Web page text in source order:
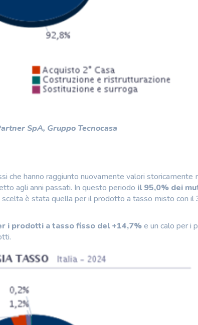
SpA, Gruppo Tecnocasa
che hanno raggiunto nuovamente valori storicamente
agli anni passati. In questo periodo il 95,0% dei
scelta è stata quella per il prodotto a tasso misto con il
i prodotti a tasso fisso del +14,7%e un calo per i